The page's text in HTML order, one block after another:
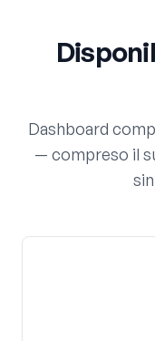
Dashboard
— compreso il